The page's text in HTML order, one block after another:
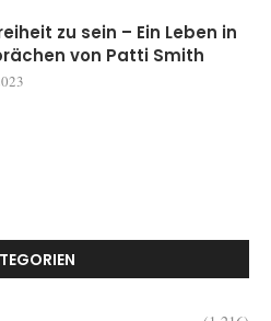
zu sein – Ein Leben in
von Patti Smith